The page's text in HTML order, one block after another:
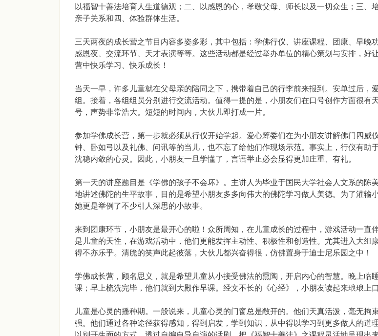
以福智十善法培育人生道德观；二、以感恩的心，孝敬父母、师长以及一切众生；三、
亲子关系和四、体验群体生活。
三天两夜的成长营之节目内容多姿多彩，其中包括：学佛行仪、讲座课程、团康、早晚
感恩夜、交流环节、天才表演等等。这些活动都是经过举办单位的精心策划与安排，好
营中快乐学习、快乐成长！
当天一早，许多儿童就在父母亲的陪同之下，携带着自己的行李前来报到。安单过后，
组。接着，各组组员分别进行交流活动。值得一提的是，小朋友们在口号创作方面很有
号，声势非常浩大。短短的时间内，大伙儿即打成一片。
参加学佛成长营，第一步就必须从行仪开始学起。爱心筹委们在为小朋友讲解佛门四威
钟、卧如弓以及礼佛、问讯等的当儿，也不忘了给他们作现场示范。事实上，行仪有助
沈稳内敛的心灵。因此，小朋友一旦学懂了，言语举止必会显得更加庄重、有礼。
第一天的讲座题目是《学佛的孩子不会坏》。主讲人为毕业于国民大学社会人文系的陈
地讲述佛陀的生平故事，目的是希望小朋友多多向伟大的佛陀学习做人美德。为了灌输
她更是举例了不少引人深思的小故事。
来到团康环节，小朋友是最开心的啦！众所周知，在儿童成长的过程中，游戏活动一直
是儿童的天性，在游戏活动中，他们更能发挥主动性、积极性和创造性。尤其进入大组
得不亦乐乎。清脆的笑声此起彼落，大伙儿都兴奋得很，仿佛置身于迪士尼乐园之中！
学佛成长营，顾名思义，就是希望儿童从小接受佛法的熏陶，开启内心的智慧。晚上临
课；早上梳洗完毕，他们就到大殿作早课。经文不长的《心经》，小朋友读起来琅琅上
儿童是心灵的播种期。一般说来，儿童心灵的门窗总是敞开的。他们天真活泼，毫无拘
强。他们通过各种途径获得感知，得到启发，学到知识，从中得以学习到更多做人的道